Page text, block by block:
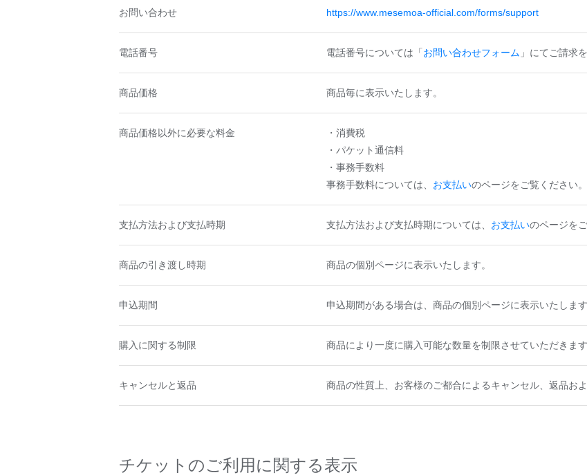
お問い合わせ https://www.mesemoa-official.com/forms/support
電話番号 電話番号については「 お問い合わせフォーム 」にてご請求
商品価格 商品毎に表示いたします。
商品価格以外に必要な料金
・消費税
・パケット通信料
・事務手数料
事務手数料については、 お支払いのページをご覧ください。
支払方法および支払時期 支払方法および支払時期については、 お支払いのページを
商品の引き渡し時期 商品の個別ページに表示いたします。
申込期間 申込期間がある場合は、商品の個別ページに表示いたします
購入に関する制限 商品により一度に購入可能な数量を制限させていただきます
キャンセルと返品 商品の性質上、お客様のご都合によるキャンセル、返品お
チケットのご利用に関する表示